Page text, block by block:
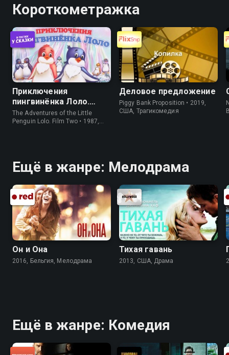
Короткометражка
Приключения
пингвинёнка Лоло.
Фильм второй
The Adventures of the Little
Penguin Lolo. Film Two • 1987,
Деловое предложение
Piggy Bank Proposition • 2019,
США, Трагикомедия
Ещё в жанре: Мелодрама
Он и Она
2016, Бельгия, Мелодрама
Тихая гавань
2013, США, Драма
Ещё в жанре: Комедия